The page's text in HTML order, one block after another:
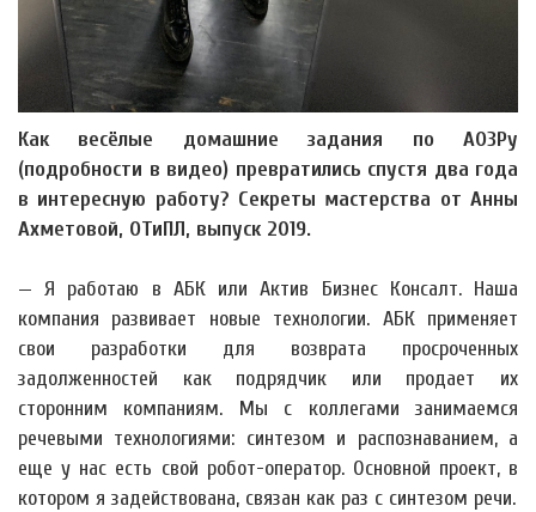
Как весёлые домашние задания по АОЗРу
(подробности в видео) превратились спустя два года
в интересную работу? Секреты мастерства от Анны
Ахметовой, ОТиПЛ, выпуск 2019.
— Я работаю в АБК или Актив Бизнес Консалт. Наша
компания развивает новые технологии. АБК применяет
свои разработки для возврата просроченных
задолженностей как подрядчик или продает их
сторонним компаниям. Мы с коллегами занимаемся
речевыми технологиями: синтезом и распознаванием, а
еще у нас есть свой робот-оператор. Основной проект, в
котором я задействована, связан как раз с синтезом речи.